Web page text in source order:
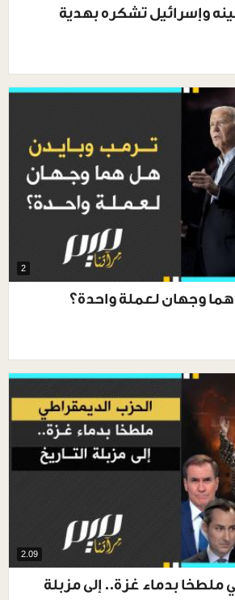
وإسرائيل تشكره بهدية
2
وجهان لعملة واحدة؟
2.09
ملطخا بدماء غزة.. إلى مزبلة